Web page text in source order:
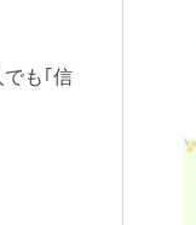
も｢信